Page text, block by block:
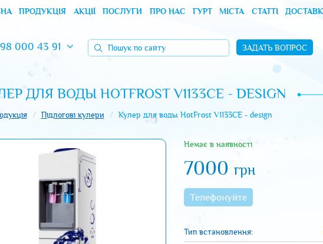
ПРОДУКЦІЯ АКЦІЇ ПОСЛУГИ ПРО НАС ГУРТ МІСТА СТАТТІ
000 43 91
Пошук
по
ЗАДАТЬ ВОПРОС
ДЛЯ ВОДЫ HOTFROST V1133CE - DESIGN
Підлогові кулери Кулер для воды HotFrost V1133CE - design
Немає в наявності
7000грн
Телефонуйте
Тип встановлення: